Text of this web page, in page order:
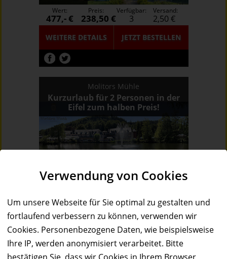
Verwendung von Cookies
Um unsere Webseite für Sie optimal zu gestalten und
fortlaufend verbessern zu können, verwenden wir
Cookies. Personenbezogene Daten, wie beispielsweise
Ihre IP, werden anonymisiert verarbeitet. Bitte
WEITERE DETAILS JETZTBESTELLEN
Wert:
477,- €
Preis:
238,50 €
Verfügbar:
3
Versand:
2,50 €
Molitors Mühle
Kurzurlaub für 2 Personen in der
Eifel zum halben Preis!
WEITERE DETAILS JETZT BESTELLEN
990,- € 495,- €